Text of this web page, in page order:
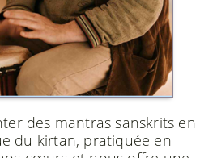
des mantras sanskrits en
du kirtan, pratiquée en